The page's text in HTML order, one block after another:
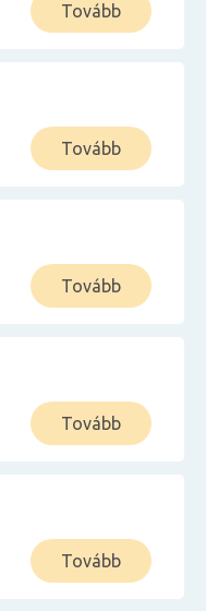
Tovább
Tovább
Tovább
Tovább
Tovább